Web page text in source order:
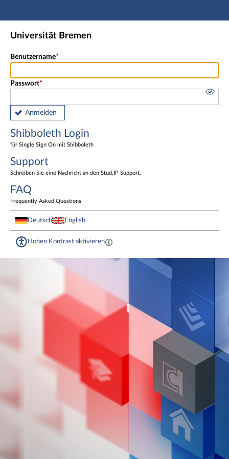
Hauptnavigation
Shibboleth Login
Universität Bremen
Benutzername
Passwort
Anmelden
Shibboleth Login
für Single Sign On mit Shibboleth
Support
Schreiben Sie eine Nachricht an den Stud.IP Support.
FAQ
Frequently Asked Questions
Deutsch English
Hohen Kontrast aktivieren